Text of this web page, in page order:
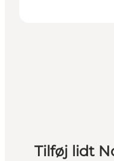
Tilføj lidt